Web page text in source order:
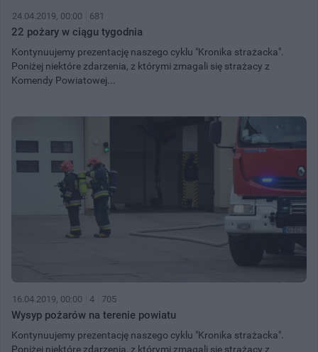
24.04.2019, 00:00 681
22 pożary w ciągu tygodnia
Kontynuujemy prezentację naszego cyklu "Kronika strażacka".
Poniżej niektóre zdarzenia, z którymi zmagali się strażacy z
Komendy Powiatowej...
16.04.2019, 00:00 4 705
Wysyp pożarów na terenie powiatu
Kontynuujemy prezentację naszego cyklu "Kronika strażacka".
Poniżej niektóre zdarzenia, z którymi zmagali się strażacy z